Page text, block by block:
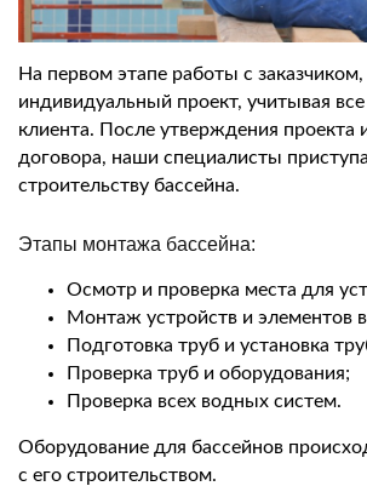
На первом этапе работы с заказчиком,
индивидуальный проект, учитывая
клиента. После утверждения проекта
договора, наши специалисты
строительству бассейна.
Этапы монтажа бассейна:
Осмотр и проверка места для
Монтаж устройств и элементов
Подготовка труб и установка
Проверка труб и оборудования;
Проверка всех водных систем.
Оборудование для бассейнов
с его строительством.